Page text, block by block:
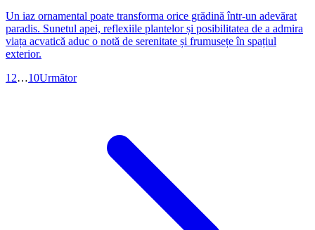
Un iaz ornamental poate transforma orice grădină într-un adevărat
paradis. Sunetul apei, reflexiile plantelor și posibilitatea de a admira
viața acvatică aduc o notă de serenitate și frumusețe în spațiul
exterior.
1 2…10Următor